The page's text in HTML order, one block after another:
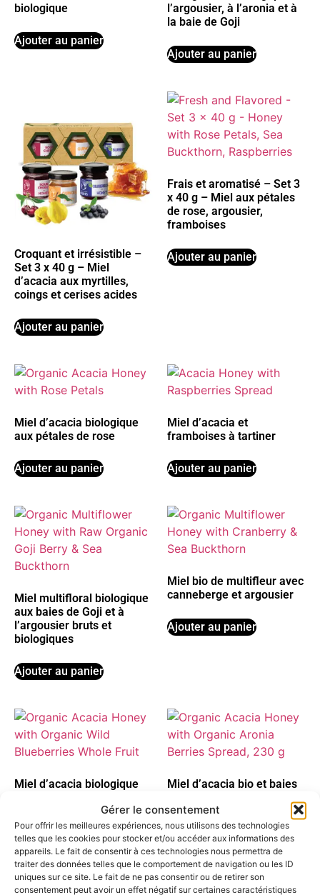
Gérer le consentement
Pour offrir les meilleures expériences, nous utilisons des technologies
telles que les cookies pour stocker et/ou accéder aux informations des
appareils. Le fait de consentir à ces technologies nous permettra de
traiter des données telles que le comportement de navigation ou les ID
uniques sur ce site. Le fait de ne pas consentir ou de retirer son
consentement peut avoir un effet négatif sur certaines caractéristiques
biologique
Ajouter au panier
l’argousier, à l’aronia et à
la baie de Goji
Ajouter au panier
Croquant et irrésistible –
Set 3 x 40 g – Miel
d’acacia aux myrtilles,
coings et cerises acides
Ajouter au panier
Frais et aromatisé – Set 3
x 40 g – Miel aux pétales
de rose, argousier,
framboises
Ajouter au panier
Miel d’acacia biologique
aux pétales de rose
Ajouter au panier
Miel d’acacia et
framboises à tartiner
Ajouter au panier
Miel multifloral biologique
aux baies de Goji et à
l’argousier bruts et
biologiques
Ajouter au panier
Miel bio de multifleur avec
canneberge et argousier
Ajouter au panier
Miel d’acacia biologique
biologiques, fruits entiers,
230 g
Ajouter au panier
Miel d’acacia bio et baies
g
Ajouter au panier